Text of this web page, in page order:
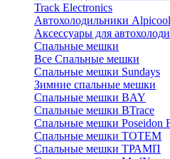
Track Electronics
Автохолодильники Alpicool
Аксессуары для
Спальные мешки
Все Спальные мешки
Спальные мешки Sundays
Зимние спальные мешки
Спальные мешки BAY
Спальные мешки BTrace
Спальные мешки Poseidon
Спальные мешки ТОТЕМ
Спальные мешки ТРАМП